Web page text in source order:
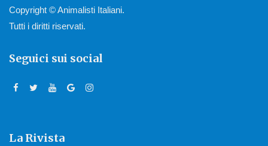
Copyright © Animalisti Italiani.
Tutti i diritti riservati.
Seguici sui social
La Rivista